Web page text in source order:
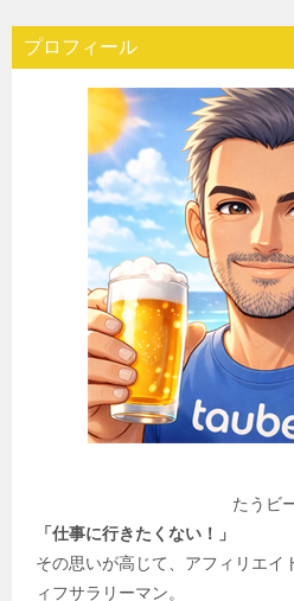
プロフィール
たうビ
「仕事に行きたくない！」
その思いが高じて、アフィリエイ
ィフサラリーマン。